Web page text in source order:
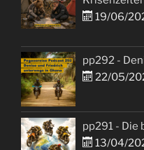
19/06/
pp292 -
22/05/
pp291 - Die
13/04/